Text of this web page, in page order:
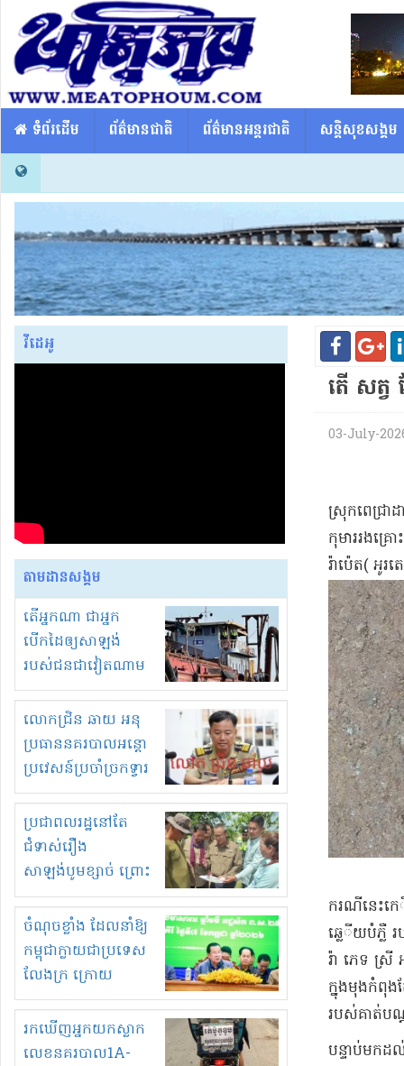
​​ ទំព័រដើម ព័ត៌មានជាតិ ព័ត៌មានអន្តរជាតិ សន្តិសុខសង្គម
វីដេអូ
តាមដានសង្គម
តើអ្នកណា ជាអ្នក
បើកដៃឲ្យសាឡង់
របស់ជនជាវៀតណាម
ចូល មកខុស
ច្បាប់លួចបូមខ្សាច់នៅ
ក្នុងប្រទេសកម្ពុជា
លោកជ្រិន ឆាយ អនុ
ប្រធាននគរបាលអន្តោ
ប្រវេសន៍ប្រចាំច្រកទ្វារ
ព្រំដែនភ្នំឌិន និងឈ្មួញ
មួយចំនួនទៀត
កំពង់តែគុបគិតគ្នា
ធ្វើសកម្មភាពរកស៊ីនិង
ស្តុកទំនិញគេចពន្ធ?
ប្រជាពលរដ្ឋនៅតែ
ជំទាស់រឿង
សាឡង់បូមខ្សាច់ ព្រោះ
ខ្លាចបាក់ច្រាំងទៀត!
ចំណុចខ្លាំង ដែលនាំឱ្យ
កម្ពុជាក្លាយជាប្រទេស
លែងក្រ ក្រោយ
ឆ្នាំ២០៣០
រកឃើញអ្នកយកស្លាក
លេខនគរបាល1A-
តើ សត្វ
03-July-
ស្រុក​ពេ​ជ្រ
កុមារ​រងគ្រ
រ៉ា​ប៉េ​ត​( អូរ​
ករណីនេះ​ក
ឆ្លេ​ី​យ​បំភ្លឺ
រ៉ា ភេទ ស្
ក្នុង​មុង​កំពុង
របស់គាត់​ប
បន្ទាប់​មក